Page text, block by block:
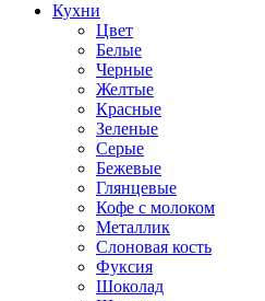
Кухни
Цвет
Белые
Черные
Желтые
Красные
Зеленые
Серые
Бежевые
Глянцевые
Кофе с молоком
Металлик
Слоновая кость
Фуксия
Шоколад